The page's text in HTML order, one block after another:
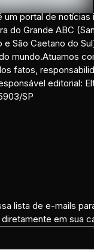
um portal de notícias
do Grande ABC
e São Caetano do
mundo.Atuamos
fatos,
editorial:
SP
lista de e-mails
em sua